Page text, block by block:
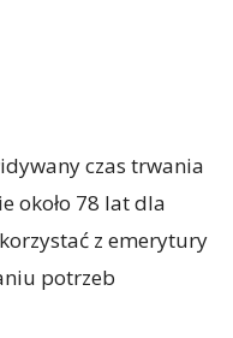
czas trwania
około 78 lat dla
z emerytury
potrzeb